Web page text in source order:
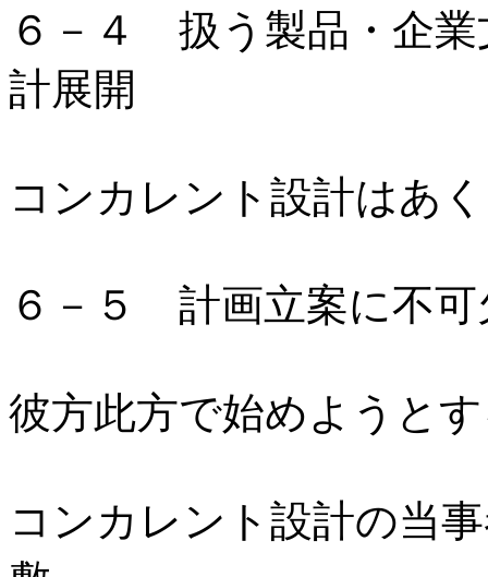
６－４ 扱う製品・企
計展開
コンカレント設計はあ
６－５ 計画立案に不可
彼方此方で始めようと
コンカレント設計の当